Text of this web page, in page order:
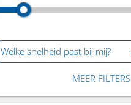
Welke snelheid past bij mij?
MEER FILTERS